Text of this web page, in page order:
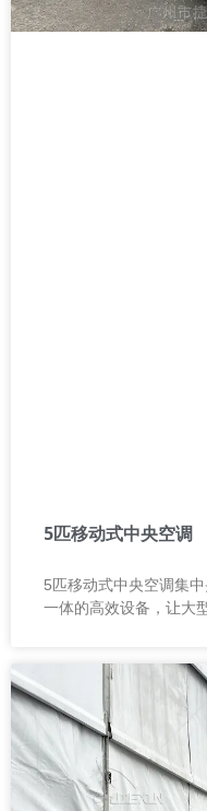
5匹移动式中央空调
5匹移动式中央空调集
一体的高效设备，让大